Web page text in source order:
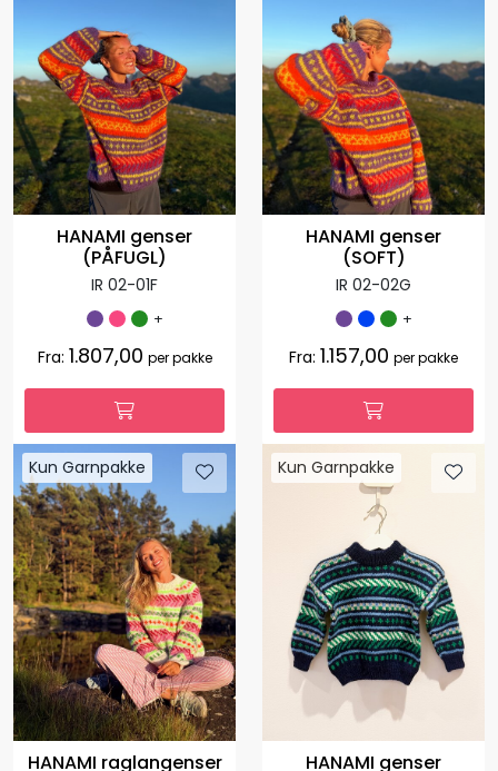
HANAMI genser
(PÅFUGL)
IR 02-01F
+
Fra: 1.807,00 per pakke
HANAMI genser
(SOFT)
IR 02-02G
+
Fra: 1.157,00 per pakke
Kun Garnpakke
HANAMI raglangenser
Kun Garnpakke
HANAMI genser